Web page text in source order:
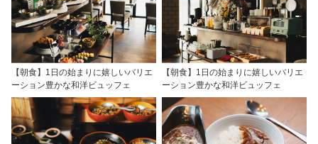
【朝食】1日の始まりに嬉しいバリエ
ーション豊かな和洋ビュッフェ
【朝食】1日の始まりに嬉しいバリエ
ーション豊かな和洋ビュッフェ